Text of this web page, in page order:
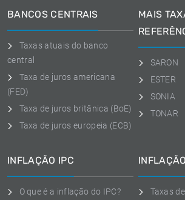
BANCOS CENTRAIS
Taxas atuais do banco
central
Taxa de juros americana
(FED)
Taxa de juros britânica (BoE)
Taxa de juros europeia (ECB)
MAIS
SARON
ESTER
SONIA
TONAR
INFLAÇÃO IPC
O que é a inflação do IPC? Taxas